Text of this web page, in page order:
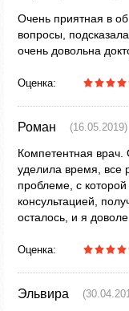
Очень приятная в
вопросы,
очень довольна
Оценка:
Роман (16.05.2019)
Компетентная
уделила время, все
проблеме, с
консультацией,
осталось, и я
Оценка:
Эльвира